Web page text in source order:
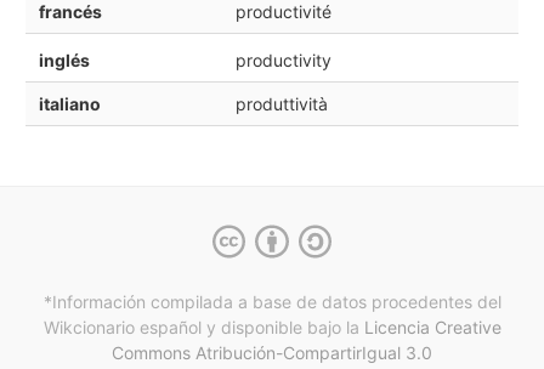
francés productivité
inglés productivity
italiano produttività
*Información compilada a base de datos procedentes del
Wikcionario español y disponible bajo la Licencia Creative
Commons Atribución-CompartirIgual 3.0